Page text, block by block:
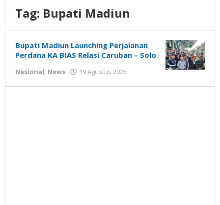
Tag: Bupati Madiun
Bupati Madiun Launching Perjalanan
Perdana KA BIAS Relasi Caruban – Solo
Nasional, News 19 Agustus 2025
Susanto